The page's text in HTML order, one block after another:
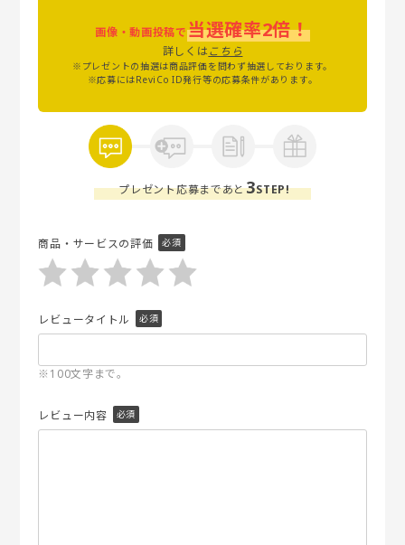
画像・動画投稿で当選確率2倍！
詳しくはこちら
※プレゼントの抽選は商品評価を問わず抽選しております。
※応募にはReviCo ID発行等の応募条件があります。
プレゼント応募まであと3STEP!
商品・サービスの評価
レビュータイトル
※100文字まで。
レビュー内容